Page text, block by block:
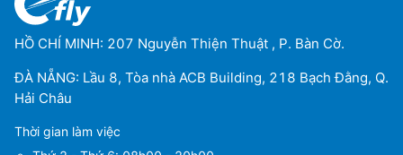
HỒ CHÍ MINH: 207 Nguyễn Thiện Thuật , P. Bàn Cờ.
ĐÀ NẴNG: Lầu 8, Tòa nhà ACB Building, 218 Bạch Đằng, Q.
Hải Châu
Thời gian làm việc